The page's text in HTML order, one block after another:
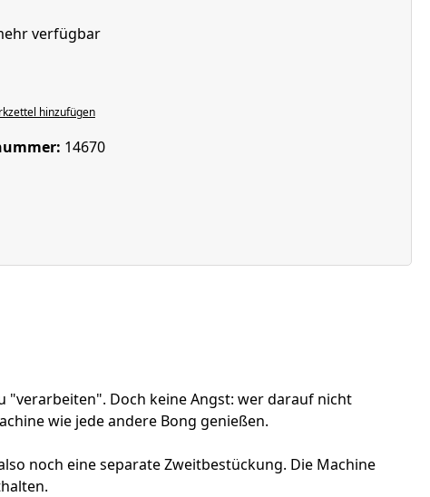
verfügbar
hinzufügen
14670
"verarbeiten". Doch keine Angst: wer darauf nicht
wie jede andere Bong genießen.
noch eine separate Zweitbestückung. Die Machine